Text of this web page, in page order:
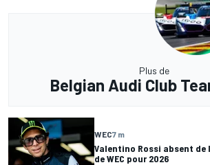
Plus de
Belgian Audi Club
WEC7 m
Valentino Rossi absent de
de WEC pour 2026